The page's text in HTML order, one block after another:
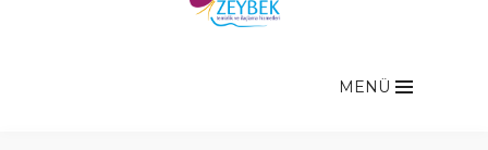
MENÜ